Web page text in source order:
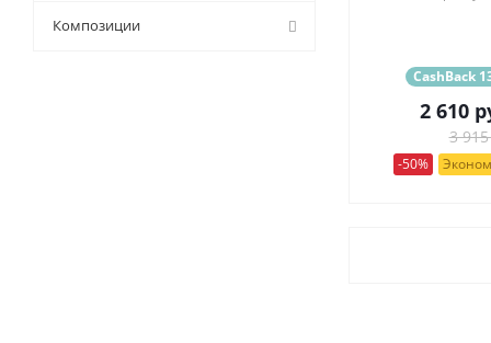
CashBack
2 610
3
-50%
9 (11)
Композиции